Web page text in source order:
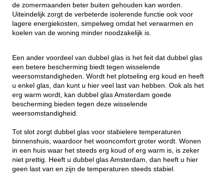
de zomermaanden beter buiten gehouden kan worden.
Uiteindelijk zorgt de verbeterde isolerende functie ook voor
lagere energiekosten, simpelweg omdat het verwarmen en
koelen van de woning minder noodzakelijk is.
Een ander voordeel van dubbel glas is het feit dat dubbel glas
een betere bescherming biedt tegen wisselende
weersomstandigheden. Wordt het plotseling erg koud en heeft
u enkel glas, dan kunt u hier veel last van hebben. Ook als het
erg warm wordt, kan dubbel glas Amsterdam goede
bescherming bieden tegen deze wisselende
weersomstandigheid.
Tot slot zorgt dubbel glas voor stabielere temperaturen
binnenshuis, waardoor het wooncomfort groter wordt. Wonen
in een huis waar het steeds erg koud of erg warm is, is zeker
niet prettig. Heeft u dubbel glas Amsterdam, dan heeft u hier
geen last van en zijn de temperaturen steeds stabiel.